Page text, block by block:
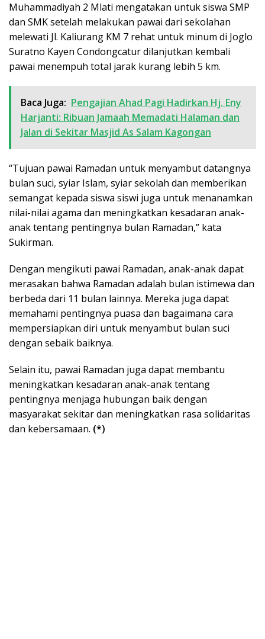
Muhammadiyah 2 Mlati mengatakan untuk siswa SMP
dan SMK setelah melakukan pawai dari sekolahan
melewati Jl. Kaliurang KM 7 rehat untuk minum di Joglo
Suratno Kayen Condongcatur dilanjutkan kembali
pawai menempuh total jarak kurang lebih 5 km.
Baca Juga: Pengajian Ahad Pagi Hadirkan Hj. Eny
Harjanti: Ribuan Jamaah Memadati Halaman dan
Jalan di Sekitar Masjid As Salam Kagongan
“Tujuan pawai Ramadan untuk menyambut datangnya
bulan suci, syiar Islam, syiar sekolah dan memberikan
semangat kepada siswa siswi juga untuk menanamkan
nilai-nilai agama dan meningkatkan kesadaran anak-
anak tentang pentingnya bulan Ramadan,” kata
Sukirman.
Dengan mengikuti pawai Ramadan, anak-anak dapat
merasakan bahwa Ramadan adalah bulan istimewa dan
berbeda dari 11 bulan lainnya. Mereka juga dapat
memahami pentingnya puasa dan bagaimana cara
mempersiapkan diri untuk menyambut bulan suci
dengan sebaik baiknya.
Selain itu, pawai Ramadan juga dapat membantu
meningkatkan kesadaran anak-anak tentang
pentingnya menjaga hubungan baik dengan
masyarakat sekitar dan meningkatkan rasa solidaritas
dan kebersamaan. (*)